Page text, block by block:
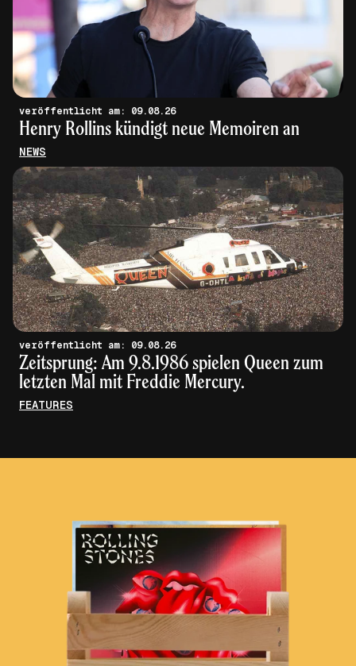
veröffentlicht am: 09.08.26
Henry Rollins kündigt neue Memoiren an
NEWS
veröffentlicht am: 09.08.26
Zeitsprung: Am 9.8.1986 spielen Queen zum
letzten Mal mit Freddie Mercury.
FEATURES